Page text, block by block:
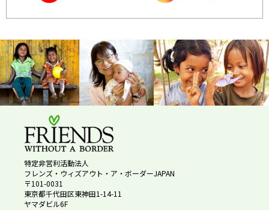
特定非営利活動法人
フレンズ・ウィズアウト・ア・ボーダーJAPAN
〒101-0031
東京都千代田区東神田1-14-11
ヤマダビル6F